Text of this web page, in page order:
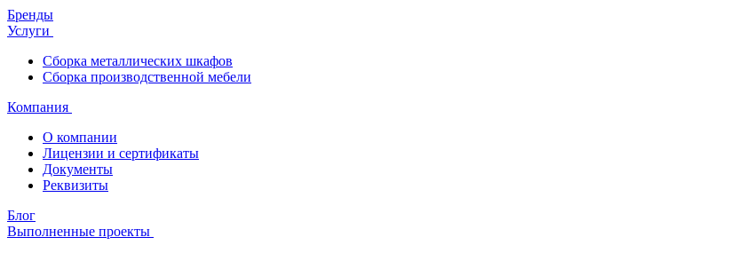
Бренды
Услуги
Сборка металлических шкафов
Сборка производственной мебели
Компания
О компании
Лицензии и сертификаты
Документы
Реквизиты
Блог
Выполненные проекты